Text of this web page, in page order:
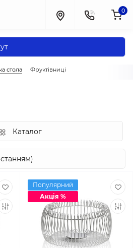
0
стола Фруктівниці
Каталог
Популярний
Акція %